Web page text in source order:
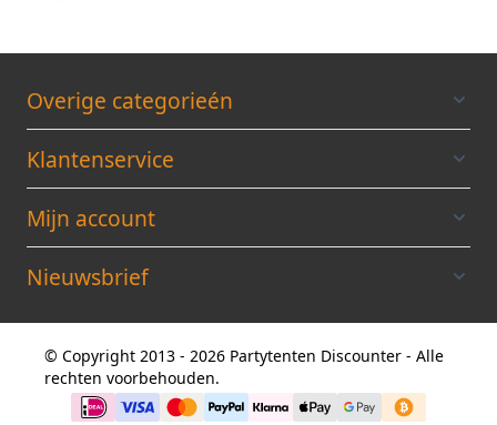
Overige categorieén
Klantenservice
Mijn account
Nieuwsbrief
© Copyright 2013 - 2026 Partytenten Discounter - Alle
rechten voorbehouden.